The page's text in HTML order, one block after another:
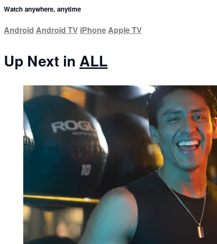
Watch anywhere, anytime
Android Android TV iPhoneApple TV
Up Next in ALL